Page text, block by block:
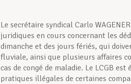
Le secrétaire syndical Carlo
juridiques en cours concernant les
dimanche et des jours fériés, qui
fluviale, ainsi que plusieurs affaires
cas de congé de maladie. Le LCGB
pratiques illégales de certaines